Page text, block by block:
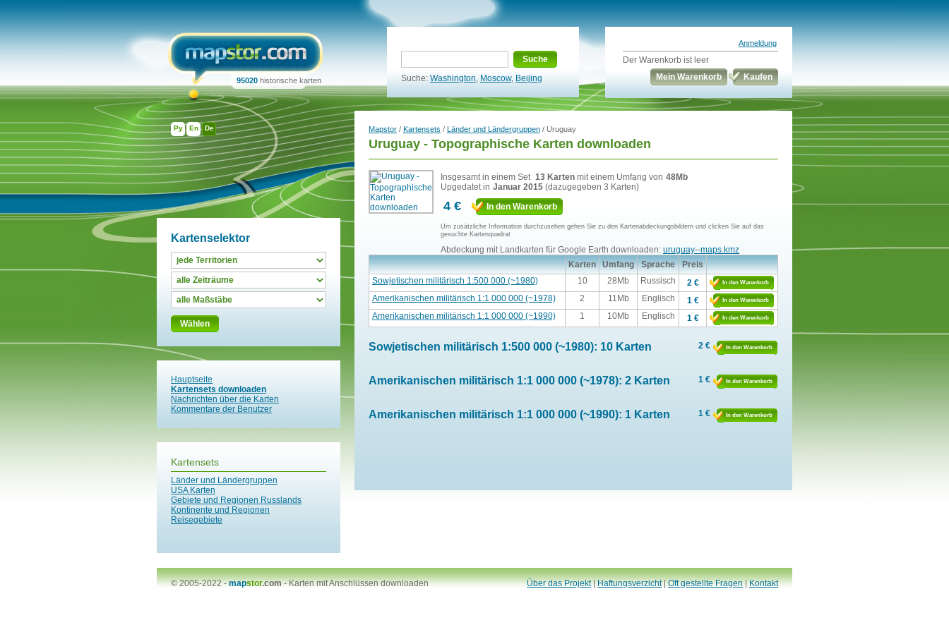
Ру En De
95020 historische karten
Suche
Suche: Washington, Moscow, Beijing
Anmeldung
Der Warenkorb ist leer
Mein Warenkorb
Kaufen
Kartenselektor
Wählen
Hauptseite
Kartensets downloaden
Nachrichten über die Karten
Kommentare der Benutzer
Kartensets
Länder und Ländergruppen
USA Karten
Gebiete und Regionen Russlands
Kontinente und Regionen
Reisegebiete
Mapstor / Kartensets / Länder und Ländergruppen / Uruguay
Uruguay - Topographische Karten downloaden
Insgesamt in einem Set 13 Karten mit einem Umfang von 48Mb
Upgedatet in Januar 2015 (dazugegeben 3 Karten)
4 € In den Warenkorb
Um zusätzliche Information durchzusehen gehen Sie zu den Kartenabdeckungsbildern und clicken Sie auf das
gesuchte Kartenquadrat
Abdeckung mit Landkarten für Google Earth downloaden: uruguay--maps.kmz
Karten
Umfang Sprache
Preis
Sowjetischen militärisch 1:500 000 (~1980)
10 28Mb Russisch 2 € In den Warenkorb
Amerikanischen militärisch 1:1 000 000 (~1978) 2 11Mb Englisch 1 € In den Warenkorb
Amerikanischen militärisch 1:1 000 000 (~1990) 1 10Mb Englisch 1 € In den Warenkorb
Sowjetischen militärisch 1:500 000 (~1980): 10 Karten 2 € In den Warenkorb
Amerikanischen militärisch 1:1 000 000 (~1978): 2 Karten 1 € In den Warenkorb
Amerikanischen militärisch 1:1 000 000 (~1990): 1 Karten 1 € In den Warenkorb
© 2005-2022 -mapstor.com-Karten mit Anschlüssen downloaden Über das Projekt|Haftungsverzicht|Oft gestellte Fragen|Kontakt